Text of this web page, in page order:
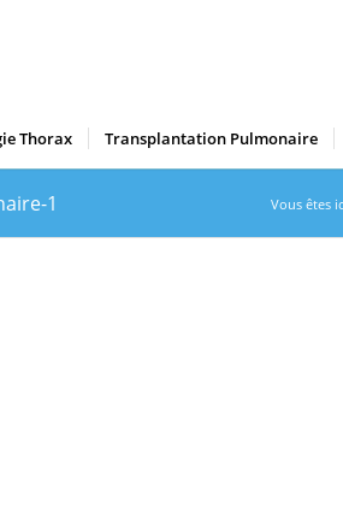
Thorax Transplantation Pulmonaire
1 Vous êtes